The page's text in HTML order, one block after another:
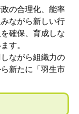
の合理化、能率
ながら新しい行
確保、育成しな
す。
ながら組織力の
新たに「羽生市